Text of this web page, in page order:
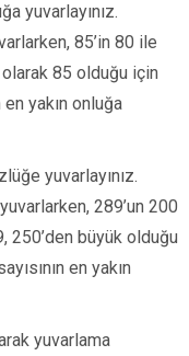
yuvarlayınız.
85’in 80 ile
85 olduğu için
en yakın onluğa
yuvarlayınız.
289’un 200
250’den büyük olduğu
en yakın
yuvarlama